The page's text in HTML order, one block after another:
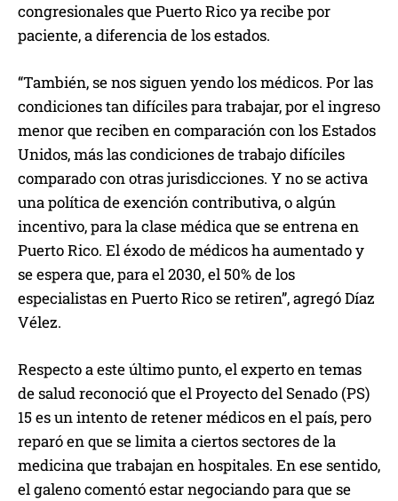
congresionales que Puerto Rico ya recibe por
paciente, a diferencia de los estados.
“También, se nos siguen yendo los médicos. Por las
condiciones tan difíciles para trabajar, por el ingreso
menor que reciben en comparación con los Estados
Unidos, más las condiciones de trabajo difíciles
comparado con otras jurisdicciones. Y no se activa
una política de exención contributiva, o algún
incentivo, para la clase médica que se entrena en
Puerto Rico. El éxodo de médicos ha aumentado y
se espera que, para el 2030, el 50% de los
especialistas en Puerto Rico se retiren”, agregó Díaz
Vélez.
Respecto a este último punto, el experto en temas
de salud reconoció que el Proyecto del Senado (PS)
15 es un intento de retener médicos en el país, pero
reparó en que se limita a ciertos sectores de la
medicina que trabajan en hospitales. En ese sentido,
el galeno comentó estar negociando para que se